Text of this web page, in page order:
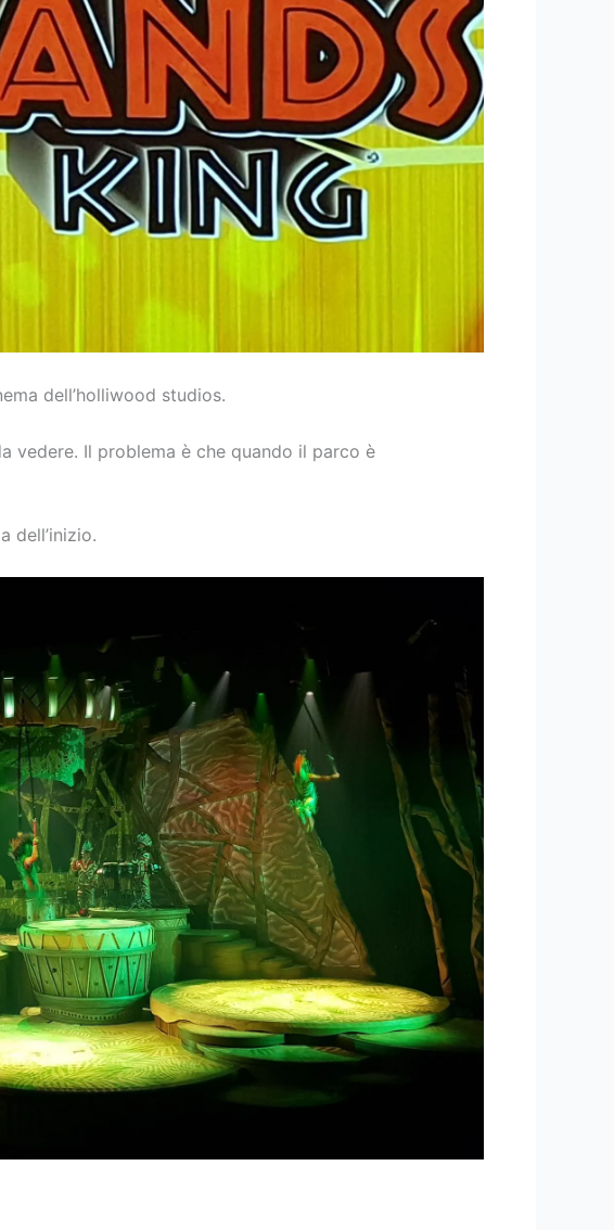
dell’holliwood studios.
vedere. Il problema è che quando il parco è
dell’inizio.